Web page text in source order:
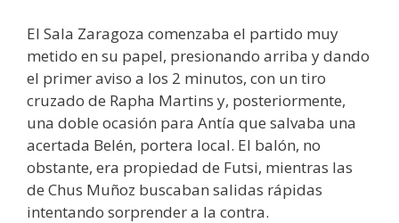
El Sala Zaragoza comenzaba el partido muy
metido en su papel, presionando arriba y dando
el primer aviso a los 2 minutos, con un tiro
cruzado de Rapha Martins y, posteriormente,
una doble ocasión para Antía que salvaba una
acertada Belén, portera local. El balón, no
obstante, era propiedad de Futsi, mientras las
de Chus Muñoz buscaban salidas rápidas
intentando sorprender a la contra.